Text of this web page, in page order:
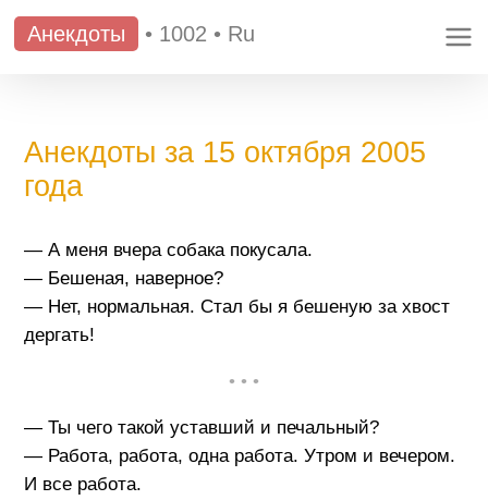
Анекдоты • 1002 • Ru
Анекдоты за 15 октября 2005
года
— А меня вчера собака покусала.
— Бешеная, наверное?
— Нет, нормальная. Стал бы я бешеную за хвост
дергать!
• • •
— Ты чего такой уставший и печальный?
— Работа, работа, одна работа. Утром и вечером.
И все работа.